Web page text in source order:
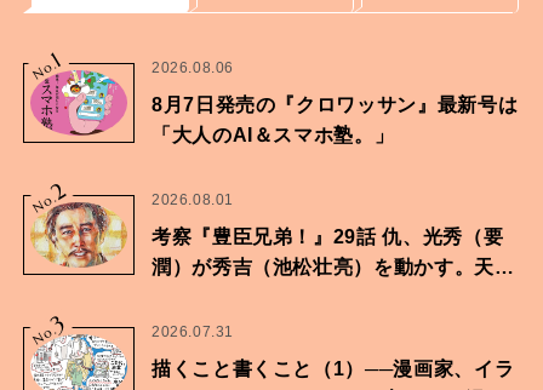
No.
1 2026.08.06
8月7日発売の『クロワッサン』最新号は
「大人のAI＆スマホ塾。」
No.2 2026.08.01
考察『豊臣兄弟！』29話 仇、光秀（要
潤）が秀吉（池松壮亮）を動かす。天下
No.
3 2026.07.31
描くこと書くこと（1）──漫画家、イラ